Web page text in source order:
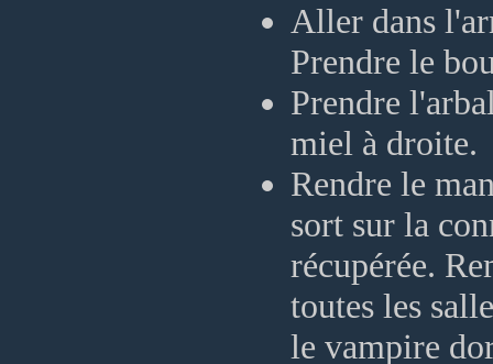
Aller dans
Prendre le
Prendre
miel à droite.
Rendre le
sort sur la
récupérée.
toutes les
le vampire